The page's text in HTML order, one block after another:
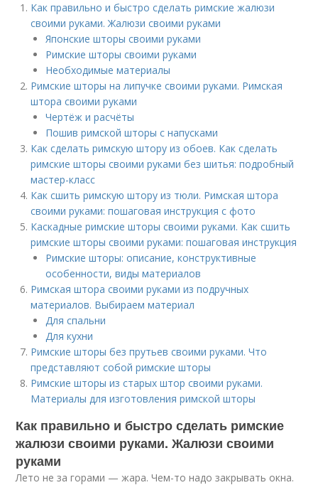
Как правильно и быстро сделать римские жалюзи
своими руками. Жалюзи своими руками
Японские шторы своими руками
Римские шторы своими руками
Необходимые материалы
Римские шторы на липучке своими руками. Римская
штора своими руками
Чертёж и расчёты
Пошив римской шторы с напусками
Как сделать римскую штору из обоев. Как сделать
римские шторы своими руками без шитья: подробный
мастер-класс
Как сшить римскую штору из тюли. Римская штора
своими руками: пошаговая инструкция с фото
Каскадные римские шторы своими руками. Как сшить
римские шторы своими руками: пошаговая инструкция
Римские шторы: описание, конструктивные
особенности, виды материалов
Римская штора своими руками из подручных
материалов. Выбираем материал
Для спальни
Для кухни
Римские шторы без прутьев своими руками. Что
представляют собой римские шторы
Римские шторы из старых штор своими руками.
Материалы для изготовления римской шторы
Как правильно и быстро сделать римские
жалюзи своими руками. Жалюзи своими
руками
Лето не за горами — жара. Чем-то надо закрывать окна.